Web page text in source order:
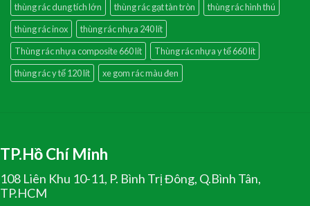
thùng rác dung tích lớn
thùng rác gạt tàn tròn
thùng rác hình thú
thùng rác inox
thùng rác nhựa 240 lít
Thùng rác nhựa composite 660 lít
Thùng rác nhựa y tế 660 lít
thùng rác y tế 120 lít
xe gom rác màu đen
TP.Hồ Chí Minh
108 Liên Khu 10-11, P. Bình Trị Đông, Q.Bình Tân,
TP.HCM